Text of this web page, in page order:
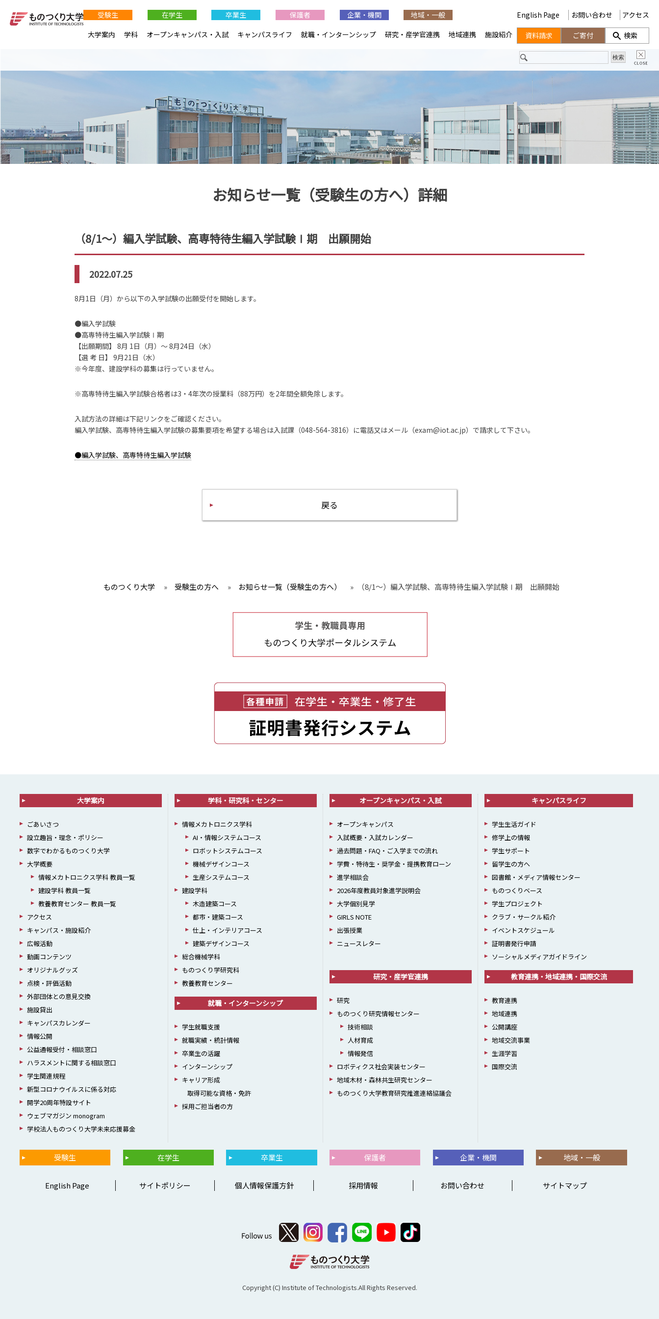
お知らせ一覧（受験生の方へ）詳細
（8/1～）編入学試験、高専特待生編入学試験Ⅰ期 出願開始
2022.07.25
8月1日（月）から以下の入学試験の出願受付を開始します。
●編入学試験
●高専特待生編入学試験Ⅰ期
【出願期間】 8月 1日（月）～ 8月24日（水）
【選 考 日】 9月21日（水）
※今年度、建設学科の募集は行っていません。
※高専特待生編入学試験合格者は3・4年次の授業料（88万円）を2年間全額免除します。
入試方法の詳細は下記リンクをご確認ください。
編入学試験、高専特待生編入学試験の募集要項を希望する場合は入試課（048-564-3816）に電話又はメール（exam@iot.ac.jp）で請求して下さい。
●編入学試験、高専特待生編入学試験
戻る
受験生 在学生 卒業生 保護者 企業・機関
地域・一般
大学案内
学科 オープンキャンパス・入試 キャンパスライフ 就職・インターンシップ 研究・産学官連携 地域連携 施設紹介
English Page お問い合わせ アクセス
資料請求 ご寄付 検索
ものつくり大学 » 受験生の方へ » お知らせ一覧（受験生の方へ） » （8/1～）編入学試験、高専特待生編入学試験Ⅰ期 出願開始
大学案内
ごあいさつ
設立趣旨・理念・ポリシー
数字でわかるものつくり大学
大学概要
情報メカトロニクス学科 教員一覧
建設学科 教員一覧
教養教育センター 教員一覧
アクセス
キャンパス・施設紹介
広報活動
動画コンテンツ
オリジナルグッズ
点検・評価活動
外部団体との意見交換
施設貸出
キャンパスカレンダー
情報公開
公益通報受付・相談窓口
ハラスメントに関する相談窓口
学生関連規程
新型コロナウイルスに係る対応
開学20周年特設サイト
ウェブマガジン monogram
学校法人ものつくり大学未来応援募金
学科・研究科・センター
情報メカトロニクス学科
AI・情報システムコース
ロボットシステムコース
機械デザインコース
生産システムコース
建設学科
木造建築コース
都市・建築コース
仕上・インテリアコース
建築デザインコース
総合機械学科
ものつくり学研究科
教養教育センター
就職・インターンシップ
学生就職支援
就職実績・統計情報
卒業生の活躍
インターンシップ
キャリア形成
取得可能な資格・免許
採用ご担当者の方
オープンキャンパス・入試
オープンキャンパス
入試概要・入試カレンダー
過去問題・FAQ・ご入学までの流れ
学費・特待生・奨学金・提携教育ローン
進学相談会
2026年度教員対象進学説明会
大学個別見学
GIRLS NOTE
出張授業
ニュースレター
研究・産学官連携
研究
ものつくり研究情報センター
技術相談
人材育成
情報発信
ロボティクス社会実装センター
地域木材・森林共生研究センター
ものつくり大学教育研究推進連絡協議会
キャンパスライフ
学生生活ガイド
修学上の情報
学生サポート
留学生の方へ
図書館・メディア情報センター
ものつくりベース
学生プロジェクト
クラブ・サークル紹介
イベントスケジュール
証明書発行申請
ソーシャルメディアガイドライン
教育連携・地域連携・国際交流
教育連携
地域連携
公開講座
地域交流事業
生涯学習
国際交流
受験生 在学生 卒業生 保護者 企業・機関 地域・一般
English Page サイトポリシー 個人情報保護方針 採用情報 お問い合わせ サイトマップ
Copyright (C) Institute of Technologists.All Rights Reserved.